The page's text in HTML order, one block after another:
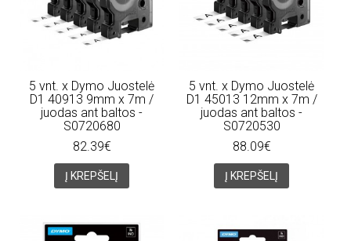
5 vnt. x Dymo Juostelė
D1 40913 9mm x 7m /
juodas ant baltos -
S0720680
82.39€
Į KREPŠELĮ
5 vnt. x Dymo Juostelė
D1 45013 12mm x 7m /
juodas ant baltos -
S0720530
88.09€
Į KREPŠELĮ